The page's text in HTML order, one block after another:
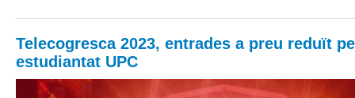
Telecogresca 2023, entrades a preu reduït
estudiantat UPC